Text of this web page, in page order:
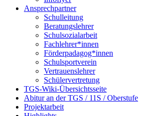
Ansprechpartner
Schulleitung
Beratungslehrer
Schulsozialarbeit
Fachlehrer*innen
Förderpadagog*innen
Schulsportverein
Vertrauenslehrer
Schülervertretung
TGS-Wiki-Übersichtsseite
Abitur an der TGS / 11S / Oberstufe
Projektarbeit